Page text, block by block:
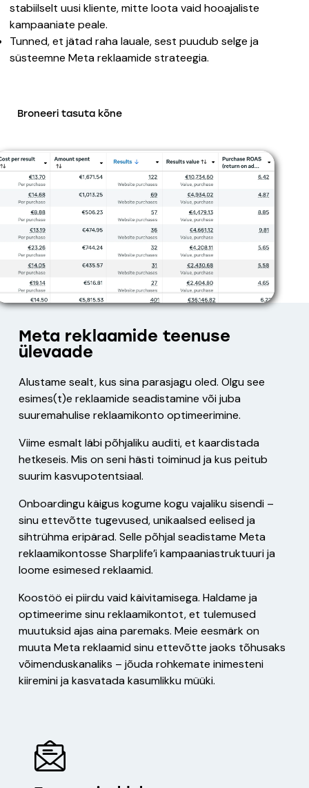
stabiilselt uusi kliente, mitte loota vaid hooajaliste
kampaaniate peale.
Tunned, et jätad raha lauale, sest puudub selge ja
süsteemne Meta reklaamide strateegia.
Broneeri tasuta kõne
Meta reklaamide teenuse
ülevaade
Alustame sealt, kus sina parasjagu oled. Olgu see
esimes(t)e reklaamide seadistamine või juba
suuremahulise reklaamikonto optimeerimine.
Viime esmalt läbi põhjaliku auditi, et kaardistada
hetkeseis. Mis on seni hästi toiminud ja kus peitub
suurim kasvupotentsiaal.
Onboardingu käigus kogume kogu vajaliku sisendi –
sinu ettevõtte tugevused, unikaalsed eelised ja
sihtrühma eripärad. Selle põhjal seadistame Meta
reklaamikontosse Sharplife’i kampaaniastruktuuri ja
loome esimesed reklaamid.
Koostöö ei piirdu vaid käivitamisega. Haldame ja
optimeerime sinu reklaamikontot, et tulemused
muutuksid ajas aina paremaks. Meie eesmärk on
muuta Meta reklaamid sinu ettevõtte jaoks tõhusaks
võimenduskanaliks – jõuda rohkemate inimesteni
kiiremini ja kasvatada kasumlikku müüki.